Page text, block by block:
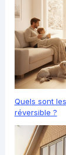
Quels sont
réversible ?